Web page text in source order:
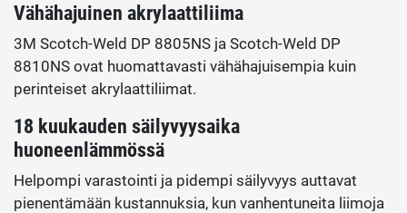
Vähähajuinen akrylaattiliima
3M Scotch-Weld DP 8805NS ja Scotch-Weld DP
8810NS ovat huomattavasti vähähajuisempia kuin
perinteiset akrylaattiliimat.
18 kuukauden säilyvyysaika
huoneenlämmössä
Helpompi varastointi ja pidempi säilyvyys auttavat
pienentämään kustannuksia, kun vanhentuneita liimoja